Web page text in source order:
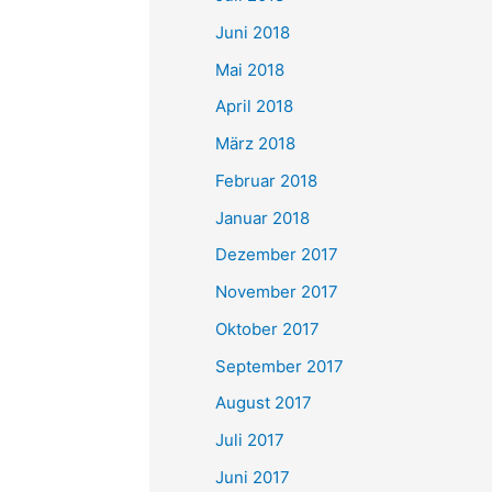
Juni 2018
Mai 2018
April 2018
März 2018
Februar 2018
Januar 2018
Dezember 2017
November 2017
Oktober 2017
September 2017
August 2017
Juli 2017
Juni 2017